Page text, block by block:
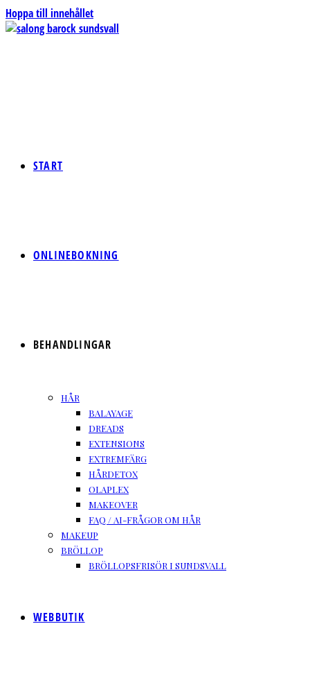
Hoppa till innehållet
START
ONLINEBOKNING
BEHANDLINGAR
HÅR
BALAYAGE
DREADS
EXTENSIONS
EXTREMFÄRG
HÅRDETOX
OLAPLEX
MAKEOVER
FAQ / AI-FRÅGOR OM HÅR
MAKEUP
BRÖLLOP
BRÖLLOPSFRISÖR I SUNDSVALL
WEBBUTIK